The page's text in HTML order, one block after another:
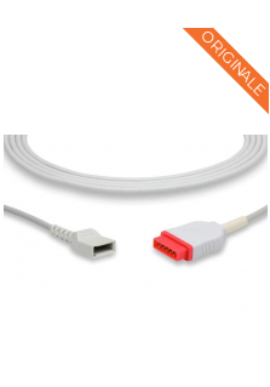
ORIGINALE